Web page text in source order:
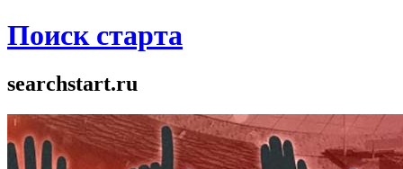
Поиск старта
searchstart.ru